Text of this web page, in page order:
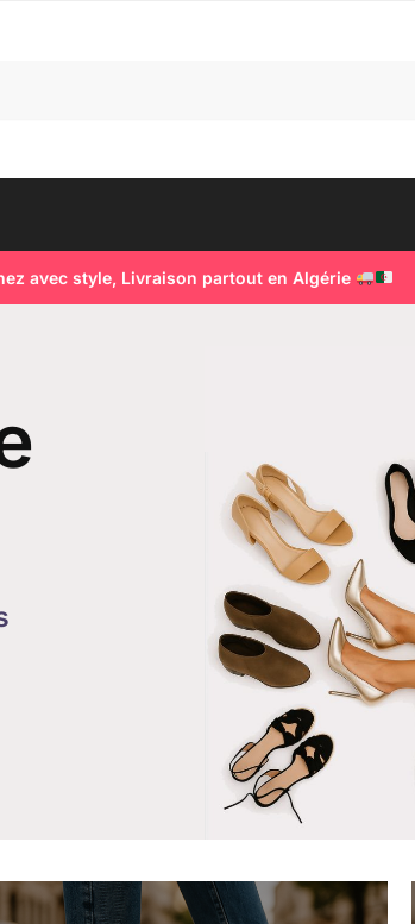
avec style, Livraison partout en Algérie